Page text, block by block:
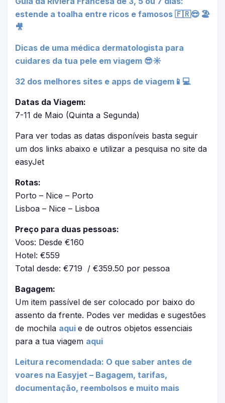
estende a toalha entre ricos e famosos 🇫🇷😎 🏖️
🎥
Dicas de uma médica dermatologista para
cuidares da tua pele em viagem 😎☀
32 dos melhores sites e apps de viagem📱💻
Datas da Viagem:
7-11 de Maio (Quinta a Segunda)
Para ver todas as datas disponíveis basta seguir
um dos links abaixo e utilizar a pesquisa no site da
easyJet
Rotas:
Porto – Nice – Porto
Lisboa – Nice – Lisboa
Preço para duas pessoas:
Voos: Desde €160
Hotel: €559
Total desde: €719 / €359.50 por pessoa
Bagagem:
Um item passível de ser colocado por baixo do
assento da frente. Podes ver medidas e sugestões
de mochila aqui e de outros objetos essenciais
para a tua viagem aqui
Leitura recomendada: O que saber antes de
voares na Easyjet – Bagagem, tarifas,
documentação, reembolsos e muito mais